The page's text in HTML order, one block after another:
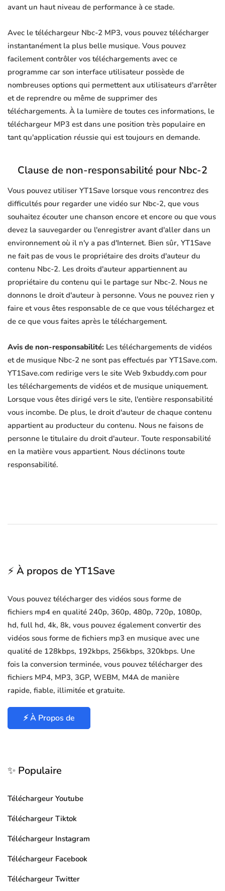
avant un haut niveau de performance à ce stade.
Avec le téléchargeur Nbc-2 MP3, vous pouvez télécharger
instantanément la plus belle musique. Vous pouvez
facilement contrôler vos téléchargements avec ce
programme car son interface utilisateur possède de
nombreuses options qui permettent aux utilisateurs d'arrêter
et de reprendre ou même de supprimer des
téléchargements. À la lumière de toutes ces informations, le
téléchargeur MP3 est dans une position très populaire en
tant qu'application réussie qui est toujours en demande.
Clause de non-responsabilité pour Nbc-2
Vous pouvez utiliser YT1Save lorsque vous rencontrez des
difficultés pour regarder une vidéo sur Nbc-2, que vous
souhaitez écouter une chanson encore et encore ou que vous
devez la sauvegarder ou l'enregistrer avant d'aller dans un
environnement où il n'y a pas d'Internet. Bien sûr, YT1Save
ne fait pas de vous le propriétaire des droits d'auteur du
contenu Nbc-2. Les droits d'auteur appartiennent au
propriétaire du contenu qui le partage sur Nbc-2. Nous ne
donnons le droit d'auteur à personne. Vous ne pouvez rien y
faire et vous êtes responsable de ce que vous téléchargez et
de ce que vous faites après le téléchargement.
Avis de non-responsabilité: Les téléchargements de vidéos
et de musique Nbc-2 ne sont pas effectués par YT1Save.com.
YT1Save.com redirige vers le site Web 9xbuddy.com pour
les téléchargements de vidéos et de musique uniquement.
Lorsque vous êtes dirigé vers le site, l'entière responsabilité
vous incombe. De plus, le droit d'auteur de chaque contenu
appartient au producteur du contenu. Nous ne faisons de
personne le titulaire du droit d'auteur. Toute responsabilité
en la matière vous appartient. Nous déclinons toute
responsabilité.
⚡ À propos de YT1Save
Vous pouvez télécharger des vidéos sous forme de
fichiers mp4 en qualité 240p, 360p, 480p, 720p, 1080p,
hd, full hd, 4k, 8k, vous pouvez également convertir des
vidéos sous forme de fichiers mp3 en musique avec une
qualité de 128kbps, 192kbps, 256kbps, 320kbps. Une
fois la conversion terminée, vous pouvez télécharger des
fichiers MP4, MP3, 3GP, WEBM, M4A de manière
rapide, fiable, illimitée et gratuite.
⚡ À Propos de
✨ Populaire
Téléchargeur Youtube
Téléchargeur Tiktok
Téléchargeur Instagram
Téléchargeur Facebook
Téléchargeur Twitter